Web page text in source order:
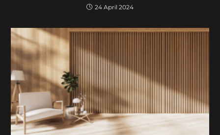
24 April 2024